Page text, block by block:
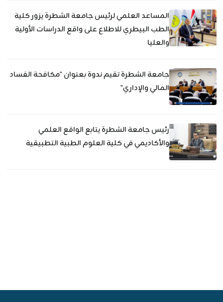
المساعد العلمي لرئيس جامعة الشطرة يزور كلية
الطب البيطري للاطلاع على واقع الدراسات الأولية
والعليا
جامعة الشطرة تقيم ندوة بعنوان "مكافحة الفساد
المالي والإداري"
رئيس جامعة الشطرة يتابع الواقع العلمي
والأكاديمي في كلية العلوم الطبية التطبيقية